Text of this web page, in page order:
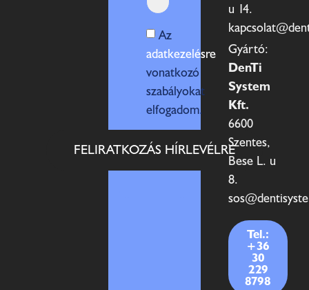
Az
adatkezelésre
vonatkozó
szabályokat
elfogadom.
FELIRATKOZÁS HÍRLEVÉLRE
u 14.
Gyártó:
DenTi
System
Kft.
6600
Szentes,
Bese L. u
8.
Tel.:
+36
30
229
8798